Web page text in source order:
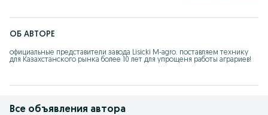
ОБ АВТОРЕ
официальные представители завода Lisicki M-agro. поставляем технику
для Казахстанского рынка более 10 лет для упрощеня работы аграриев!
Все объявления автора